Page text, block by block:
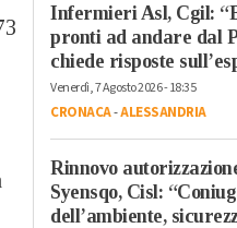
Infermieri Asl, Cgil:
pronti ad andare dal
chiede risposte
Venerdì, 7 Agosto 2026 - 18:35
CRONACA-ALESSANDRIA
Rinnovo
Syensqo, Cisl:
dell’ambiente,